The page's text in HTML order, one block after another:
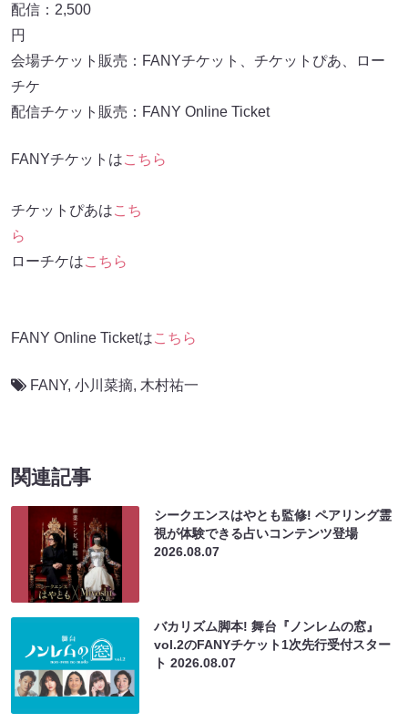
配信：2,500
会場チケット販売：FANYチケット、チケットぴあ、ロー
チケ
配信チケット販売：FANY Online Ticket
FANYチケットはこちら
チケットぴあはこち
ら
ローチケはこちら
FANY Online Ticketはこちら
FANY, 小川菜摘, 木村祐一
関連記事
シークエンスはやとも監修! ペアリング霊
視が体験できる占いコンテンツ登場
2026.08.07
バカリズム脚本! 舞台『ノンレムの窓』
vol.2のFANYチケット1次先行受付スター
ト2026.08.07